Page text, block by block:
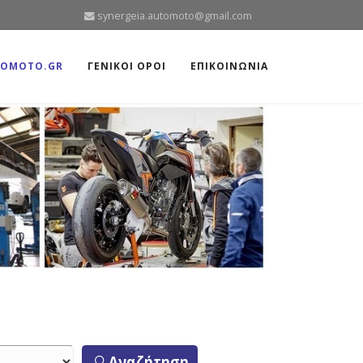
synergeia.automoto@gmail.com
ΓΕΝΙΚΟΙ ΟΡΟΙ ΕΠΙΚΟΙΝΩΝΙΑ